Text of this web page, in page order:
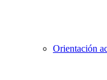
Orientación